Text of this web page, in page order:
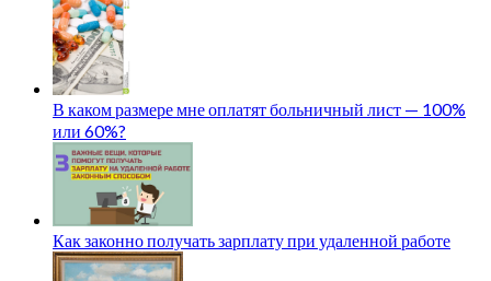
В каком размере мне оплатят больничный лист — 100%
или 60%?
Как законно получать зарплату при удаленной работе